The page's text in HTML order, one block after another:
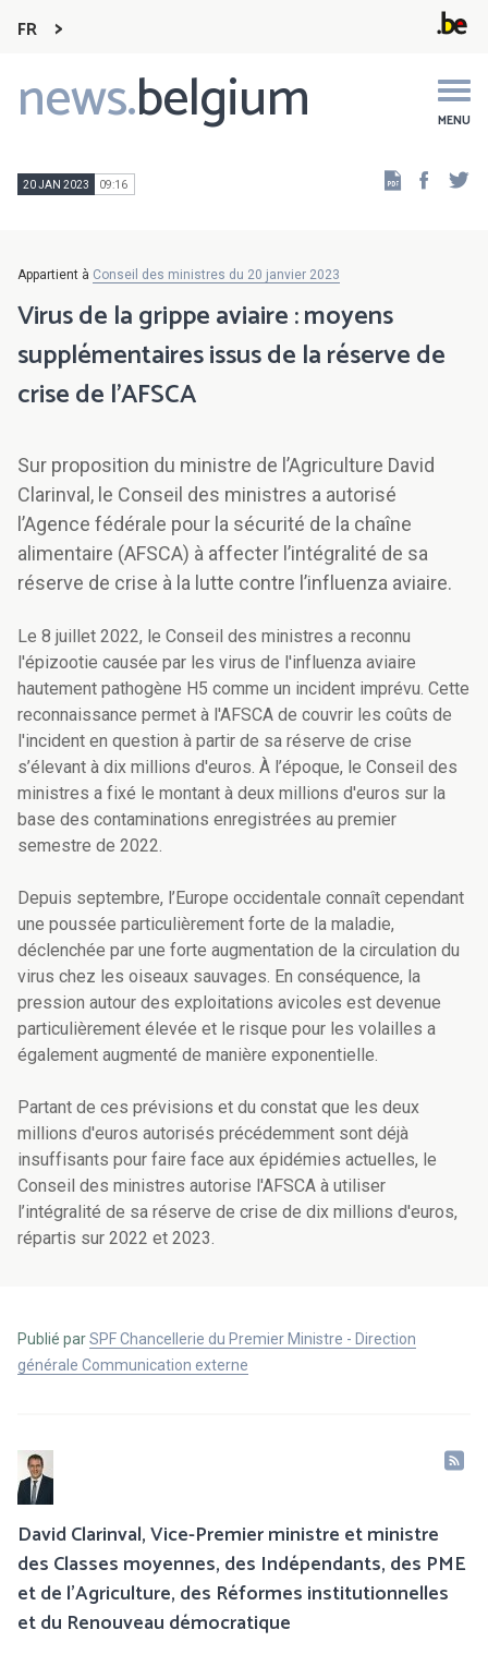
FR
news.belgium MENU
Main
navigation
20 JAN 2023 09:16
Appartient à Conseil des ministres du 20 janvier 2023
Virus de la grippe aviaire : moyens
supplémentaires issus de la réserve de
crise de l’AFSCA
Sur proposition du ministre de l’Agriculture David
Clarinval, le Conseil des ministres a autorisé
l’Agence fédérale pour la sécurité de la chaîne
alimentaire (AFSCA) à affecter l’intégralité de sa
réserve de crise à la lutte contre l’influenza aviaire.
Le 8 juillet 2022, le Conseil des ministres a reconnu
l'épizootie causée par les virus de l'influenza aviaire
hautement pathogène H5 comme un incident imprévu. Cette
reconnaissance permet à l'AFSCA de couvrir les coûts de
l'incident en question à partir de sa réserve de crise
s’élevant à dix millions d'euros. À l’époque, le Conseil des
ministres a fixé le montant à deux millions d'euros sur la
base des contaminations enregistrées au premier
semestre de 2022.
Depuis septembre, l’Europe occidentale connaît cependant
une poussée particulièrement forte de la maladie,
déclenchée par une forte augmentation de la circulation du
virus chez les oiseaux sauvages. En conséquence, la
pression autour des exploitations avicoles est devenue
particulièrement élevée et le risque pour les volailles a
également augmenté de manière exponentielle.
Partant de ces prévisions et du constat que les deux
millions d'euros autorisés précédemment sont déjà
insuffisants pour faire face aux épidémies actuelles, le
Conseil des ministres autorise l'AFSCA à utiliser
l’intégralité de sa réserve de crise de dix millions d'euros,
répartis sur 2022 et 2023.
Publié parSPF Chancellerie du Premier Ministre - Direction
générale Communication externe
David Clarinval, Vice-Premier ministre et ministre
des Classes moyennes, des Indépendants, des PME
et de l’Agriculture, des Réformes institutionnelles
et du Renouveau démocratique